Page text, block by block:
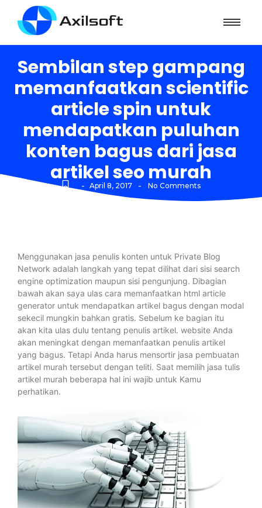
Sembilan step gampang
memanfaatkan scientific
article spin untuk
mendapatkan puluhan
konten bagus dari jasa
artikel seo murah
- April 8, 2017 - No Comments
Menggunakan jasa penulis konten untuk Private Blog
Network adalah langkah yang tepat dilihat dari sisi search
engine optimization maupun sisi pengunjung. Dibagian
bawah akan saya ulas cara memanfaatkan html article
generator untuk mendapatkan artikel bagus dengan modal
sekecil mungkin bahkan gratis. Sebelum ke bagian itu
akan kita ulas dulu tentang penulis artikel. website Anda
akan meningkat dengan memanfaatkan penulis artikel
yang bagus. Tetapi Anda harus mensortir jasa pembuatan
artikel murah tersebut dengan teliti. Saat memilih jasa tulis
artikel murah beberapa hal ini wajib untuk Kamu
perhatikan.